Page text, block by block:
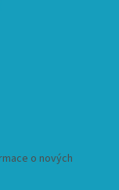
o nových